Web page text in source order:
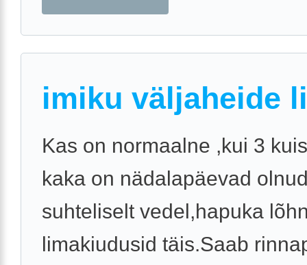
imiku väljaheide
Kas on normaalne ,kui 3
kaka on nädalapäevad
suhteliselt vedel,hapuka
limakiudusid täis.Saab